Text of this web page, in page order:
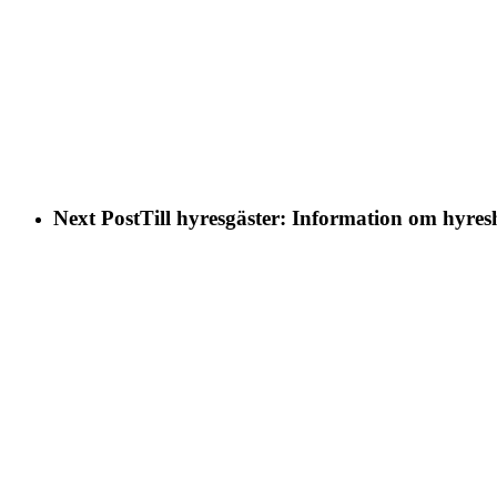
Next PostTill hyresgäster: Information om